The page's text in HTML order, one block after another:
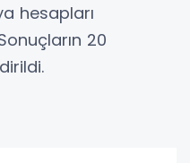
hesapları
20